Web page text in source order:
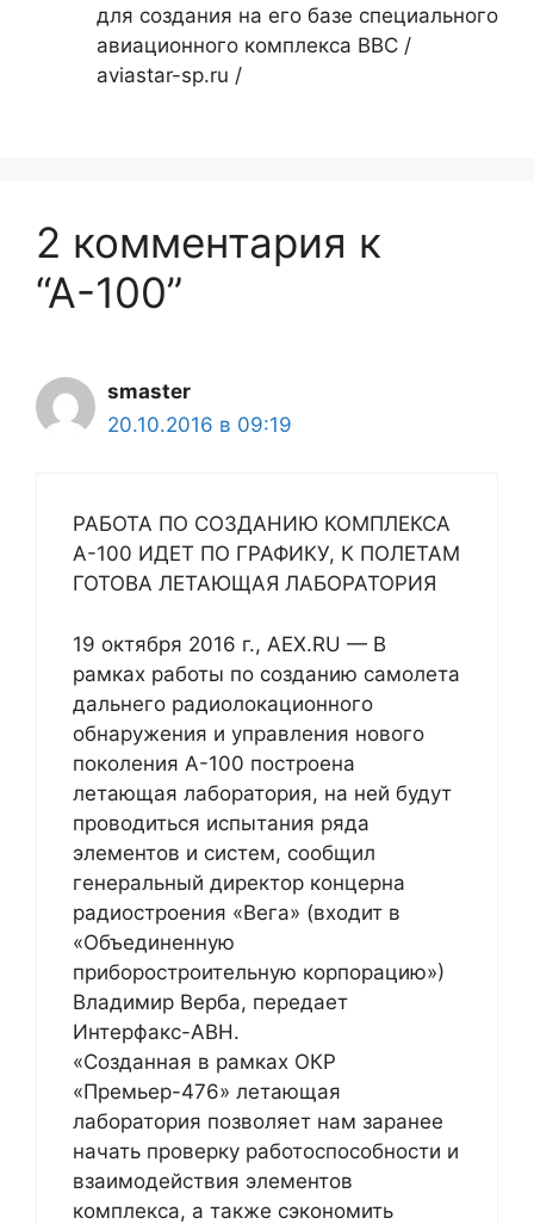
для создания на его базе специального
авиационного комплекса ВВС /
aviastar-sp.ru /
2 комментария к
“А-100”
smaster
20.10.2016 в 09:19
РАБОТА ПО СОЗДАНИЮ КОМПЛЕКСА
А-100 ИДЕТ ПО ГРАФИКУ, К ПОЛЕТАМ
ГОТОВА ЛЕТАЮЩАЯ ЛАБОРАТОРИЯ
19 октября 2016 г., AEX.RU — В
рамках работы по созданию самолета
дальнего радиолокационного
обнаружения и управления нового
поколения А-100 построена
летающая лаборатория, на ней будут
проводиться испытания ряда
элементов и систем, сообщил
генеральный директор концерна
радиостроения «Вега» (входит в
«Объединенную
приборостроительную корпорацию»)
Владимир Верба, передает
Интерфакс-АВН.
«Созданная в рамках ОКР
«Премьер-476» летающая
лаборатория позволяет нам заранее
начать проверку работоспособности и
взаимодействия элементов
комплекса, а также сэкономить